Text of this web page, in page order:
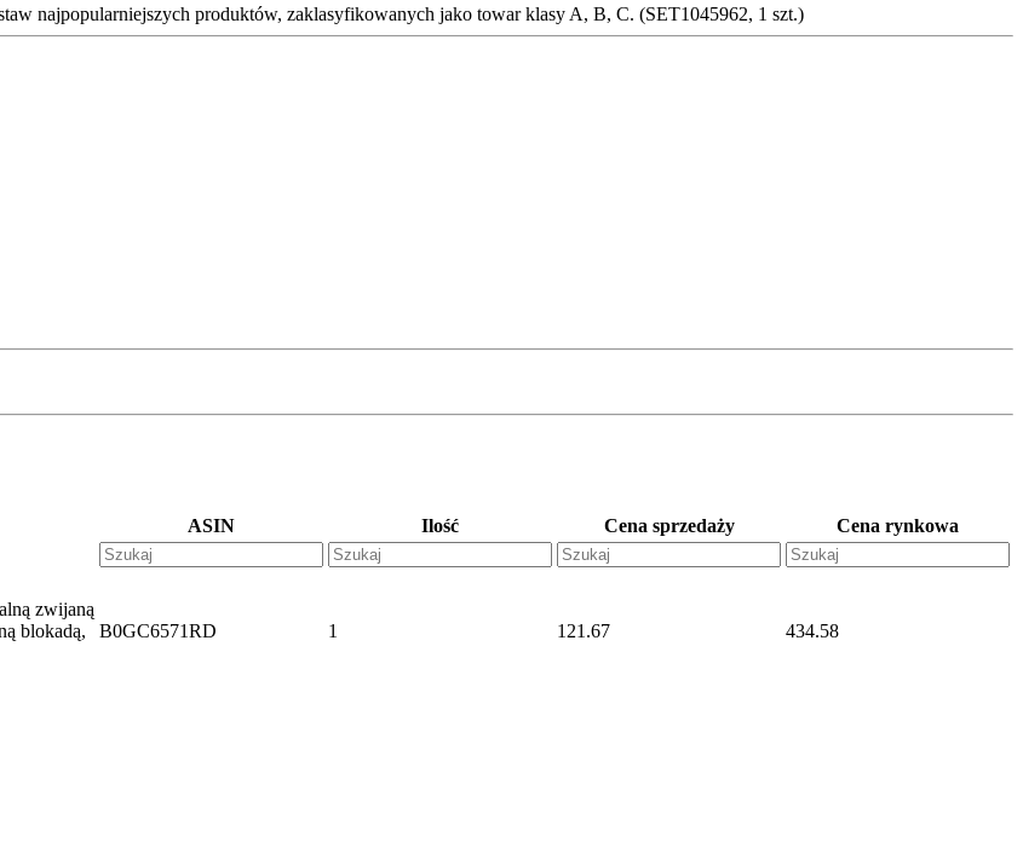
najpopularniejszych produktów, zaklasyfikowanych jako towar klasy A, B, C. (SET1045962, 1 szt.)
ASIN Ilość Cena sprzedaży Cena rynkowa
zwijaną
blokadą,
B0GC6571RD 1 121.67 434.58